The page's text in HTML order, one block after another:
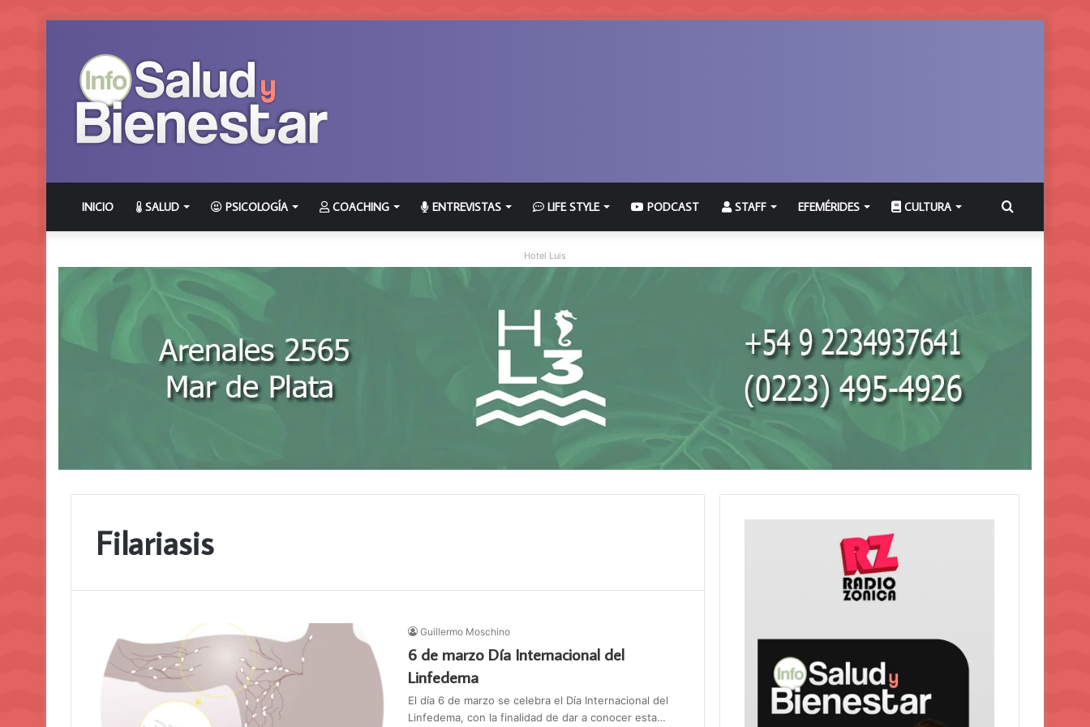
INICIO SALUD PSICOLOGÍA COACHING ENTREVISTAS LIFE STYLE PODCAST STAFF EFEMÉRIDES CULTURA Buscar
Hotel Luis
Filariasis
Guillermo Moschino
6 de marzo Día Internacional del
Linfedema
El día 6 de marzo se celebra el Día Internacional del
Linfedema, con la finalidad de dar a conocer esta…